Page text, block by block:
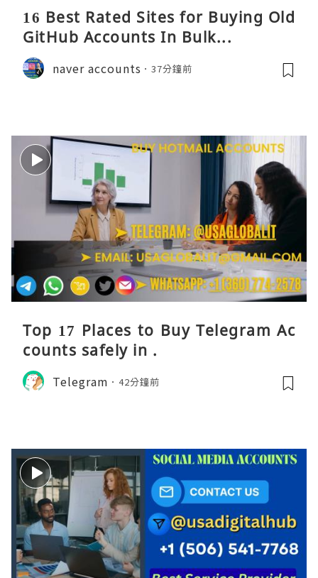
16 Best Rated Sites for Buying Old
GitHub Accounts In Bulk...
naver accounts 37分鐘前
Top 17 Places to Buy Telegram Ac
counts safely in .
Telegram 42分鐘前